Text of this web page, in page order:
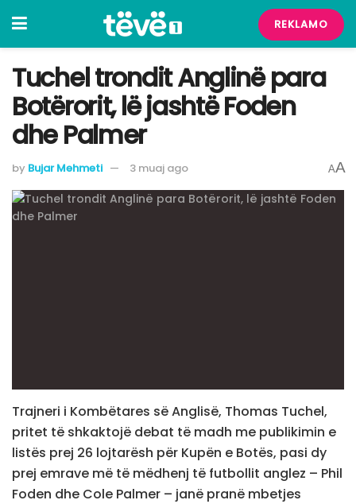
REKLAMO
Tuchel trondit Anglinë para
Botërorit, lë jashtë Foden
dhe Palmer
by Bujar Mehmeti 3 muaj ago AA
Trajneri i Kombëtares së Anglisë, Thomas Tuchel,
pritet të shkaktojë debat të madh me publikimin e
listës prej 26 lojtarësh për Kupën e Botës, pasi dy
prej emrave më të mëdhenj të futbollit anglez – Phil
Foden dhe Cole Palmer – janë pranë mbetjes